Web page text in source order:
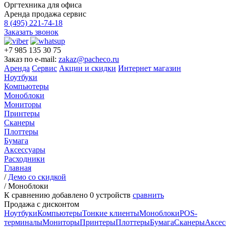
Оргтехника для офиса
Аренда продажа сервис
8 (495) 221-74-18
Заказать звонок
+7 985 135 30 75
Заказ по e-mail: zakaz@pacheco.ru
Аренда Сервис Акции и скидки Интернет магазин
Ноутбуки
Компьютеры
Моноблоки
Мониторы
Принтеры
Сканеры
Плоттеры
Бумага
Аксессуары
Расходники
Главная
/ Демо со скидкой
/Моноблоки
К сравнению добавлено 0 устройств сравнить
Продажа с дисконтом
НоутбукиКомпьютерыТонкие клиентыМоноблокиPOS-
терминалыМониторыПринтерыПлоттерыБумагаСканеры